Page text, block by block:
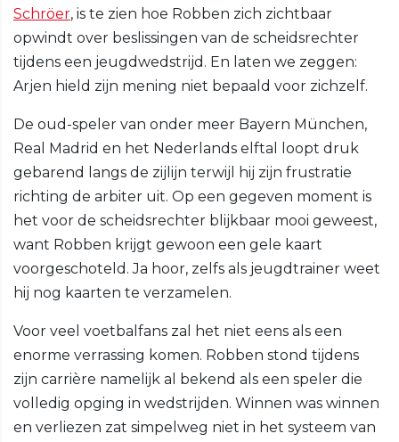
Schröer, is te zien hoe Robben zich zichtbaar
opwindt over beslissingen van de scheidsrechter
tijdens een jeugdwedstrijd. En laten we zeggen:
Arjen hield zijn mening niet bepaald voor zichzelf.
De oud-speler van onder meer Bayern München,
Real Madrid en het Nederlands elftal loopt druk
gebarend langs de zijlijn terwijl hij zijn frustratie
richting de arbiter uit. Op een gegeven moment is
het voor de scheidsrechter blijkbaar mooi geweest,
want Robben krijgt gewoon een gele kaart
voorgeschoteld. Ja hoor, zelfs als jeugdtrainer weet
hij nog kaarten te verzamelen.
Voor veel voetbalfans zal het niet eens als een
enorme verrassing komen. Robben stond tijdens
zijn carrière namelijk al bekend als een speler die
volledig opging in wedstrijden. Winnen was winnen
en verliezen zat simpelweg niet in het systeem van